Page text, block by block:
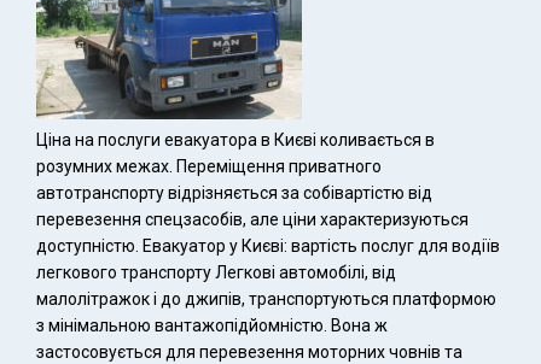
Ціна на послуги евакуатора в Києві коливається в
розумних межах. Переміщення приватного
автотранспорту відрізняється за собівартістю від
перевезення спецзасобів, але ціни характеризуються
доступністю. Евакуатор у Києві: вартість послуг для водіїв
легкового транспорту Легкові автомобілі, від
малолітражок і до джипів, транспортуються платформою
з мінімальною вантажопідйомністю. Вона ж
застосовується для перевезення моторних човнів та